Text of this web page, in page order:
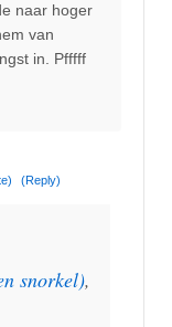
naar hoger
van
in. Pfffff
(Reply)
snorkel),